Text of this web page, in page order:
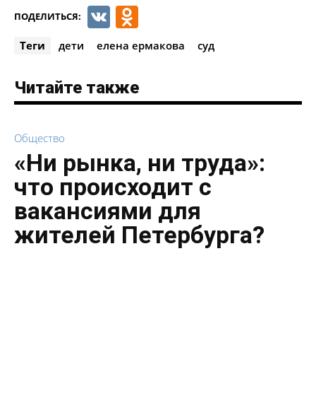
ПОДЕЛИТЬСЯ: VK
Теги дети елена ермакова суд
Читайте также
Общество
«Ни рынка, ни труда»:
что происходит с
вакансиями для
жителей Петербурга?